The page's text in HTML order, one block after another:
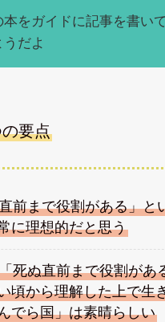
本をガイドに記事を書い
うだよ
要点
前まで役割がある」と
に理想的だと思う
死ぬ直前まで役割があ
頃から理解した上で生
でら国」は素晴らしい